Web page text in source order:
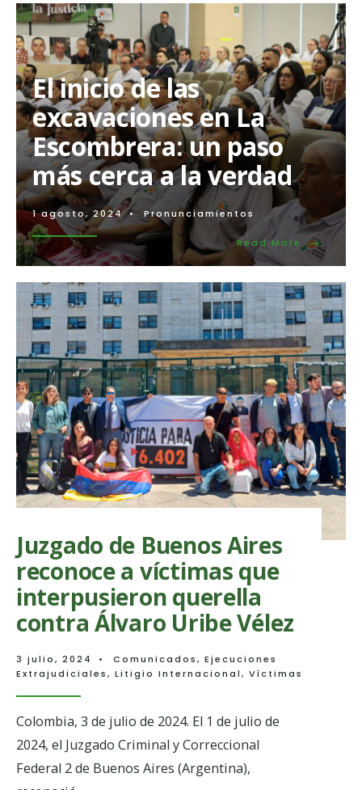
Uso
ilegal
de
la
inteligencia
y
contrainteligencia
estatal
El inicio de las
excavaciones en La
Escombrera: un paso
más cerca a la verdad
1 agosto, 2024 • Pronunciamientos
Read More →
Read
More:
inicio
de
las
en
La
un
paso
más
cerca
a
la
verdad
Juzgado de Buenos Aires
reconoce a víctimas que
interpusieron querella
contra Álvaro Uribe Vélez
3 julio, 2024 • Comunicados, Ejecuciones
Extrajudiciales, Litigio Internacional, Víctimas
Colombia, 3 de julio de 2024. El 1 de julio de
2024, el Juzgado Criminal y Correccional
Federal 2 de Buenos Aires (Argentina),